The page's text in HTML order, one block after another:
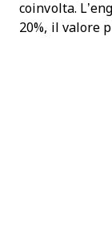
coinvolta.
20%, il valore